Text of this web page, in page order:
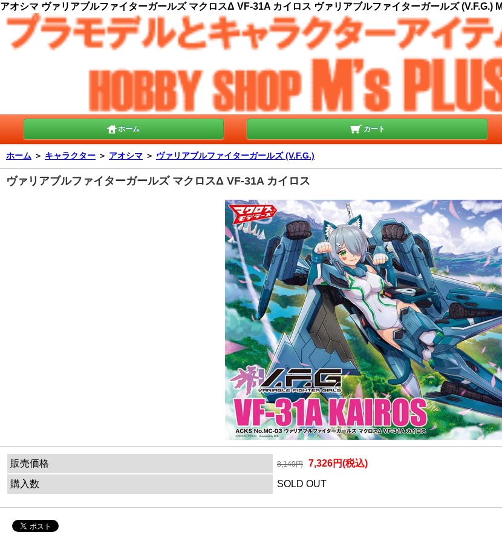
アオシマ ヴァリアブルファイターガールズ マクロスΔ VF-31A カイロス ヴァリアブルファイターガールズ (V.F.G.)
ホーム カート
ホーム ＞ キャラクター ＞ アオシマ ＞ ヴァリアブルファイターガールズ (V.F.G.)
ヴァリアブルファイターガールズ マクロスΔ VF-31A カイロス
販売価格 8,140円
7,326円(税込)
購入数
SOLD OUT